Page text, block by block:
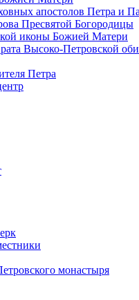
апостолов Петра и
Пресвятой Богородицы
иконы Божией Матери
Высоко-Петровской
Петра
монастыря